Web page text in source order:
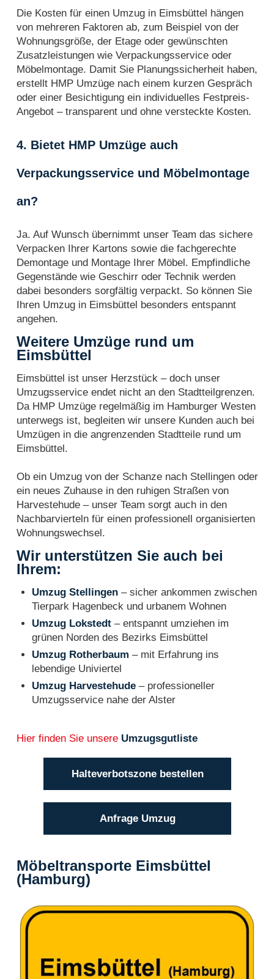
Die Kosten für einen Umzug in Eimsbüttel hängen
von mehreren Faktoren ab, zum Beispiel von der
Wohnungsgröße, der Etage oder gewünschten
Zusatzleistungen wie Verpackungsservice oder
Möbelmontage. Damit Sie Planungssicherheit haben,
erstellt HMP Umzüge nach einem kurzen Gespräch
oder einer Besichtigung ein individuelles Festpreis-
Angebot – transparent und ohne versteckte Kosten.
4. Bietet HMP Umzüge auch
Verpackungsservice und Möbelmontage
an?
Ja. Auf Wunsch übernimmt unser Team das sichere
Verpacken Ihrer Kartons sowie die fachgerechte
Demontage und Montage Ihrer Möbel. Empfindliche
Gegenstände wie Geschirr oder Technik werden
dabei besonders sorgfältig verpackt. So können Sie
Ihren Umzug in Eimsbüttel besonders entspannt
angehen.
Weitere Umzüge rund um
Eimsbüttel
Eimsbüttel ist unser Herzstück – doch unser
Umzugsservice endet nicht an den Stadtteilgrenzen.
Da HMP Umzüge regelmäßig im Hamburger Westen
unterwegs ist, begleiten wir unsere Kunden auch bei
Umzügen in die angrenzenden Stadtteile rund um
Eimsbüttel.
Ob ein Umzug von der Schanze nach Stellingen oder
ein neues Zuhause in den ruhigen Straßen von
Harvestehude – unser Team sorgt auch in den
Nachbarvierteln für einen professionell organisierten
Wohnungswechsel.
Wir unterstützen Sie auch bei
Ihrem:
Umzug Stellingen – sicher ankommen zwischen
Tierpark Hagenbeck und urbanem Wohnen
Umzug Lokstedt – entspannt umziehen im
grünen Norden des Bezirks Eimsbüttel
Umzug Rotherbaum – mit Erfahrung ins
lebendige Univiertel
Umzug Harvestehude – professioneller
Umzugsservice nahe der Alster
Hier finden Sie unsere Umzugsgutliste
Halteverbotszone bestellen
Anfrage Umzug
Möbeltransporte Eimsbüttel
(Hamburg)